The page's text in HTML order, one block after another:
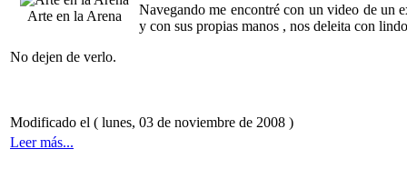
Arte en la Arena
Navegando me encontré con un video de un
y con sus propias manos , nos deleita con
No dejen de verlo.
Modificado el ( lunes, 03 de noviembre de 2008 )
Leer más...